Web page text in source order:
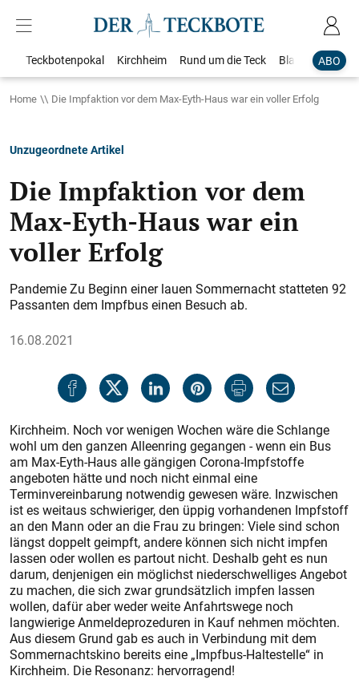
ABO
Teckbotenpokal Kirchheim Rund um die Teck Blaulicht
Home Die Impfaktion vor dem Max-Eyth-Haus war ein voller Erfolg
Unzugeordnete Artikel
Die Impfaktion vor dem
Max-Eyth-Haus war ein
voller Erfolg
Pandemie Zu Beginn einer lauen Sommernacht statteten 92
Passanten dem Impfbus einen Besuch ab.
16.08.2021
Kirchheim. Noch vor wenigen Wochen wäre die Schlange
wohl um den ganzen Alleenring gegangen - wenn ein Bus
am Max-Eyth-Haus alle gängigen Corona-Impfstoffe
angeboten hätte und noch nicht einmal eine
Terminvereinbarung notwendig gewesen wäre. Inzwischen
ist es weitaus schwieriger, den üppig vorhandenen Impfstoff
an den Mann oder an die Frau zu bringen: Viele sind schon
längst doppelt geimpft, andere können sich nicht impfen
lassen oder wollen es partout nicht. Deshalb geht es nun
darum, denjenigen ein möglichst niederschwelliges Angebot
zu machen, die sich zwar grundsätzlich impfen lassen
wollen, dafür aber weder weite Anfahrtswege noch
langwierige Anmeldeprozeduren in Kauf nehmen möchten.
Aus diesem Grund gab es auch in Verbindung mit dem
Sommernachtskino bereits eine „Impfbus-Haltestelle“ in
Kirchheim. Die Resonanz: hervorragend!